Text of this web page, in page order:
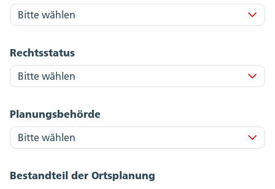
Rechtsstatus
Planungsbehörde
Bestandteil der Ortsplanung